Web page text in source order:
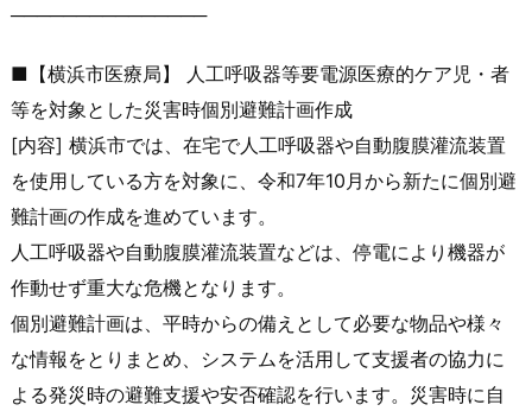
───────────────
■【横浜市医療局】 人工呼吸器等要電源医療的ケア児・者
等を対象とした災害時個別避難計画作成
[内容] 横浜市では、在宅で人工呼吸器や自動腹膜灌流装置
を使用している方を対象に、令和7年10月から新たに個別避
難計画の作成を進めています。
人工呼吸器や自動腹膜灌流装置などは、停電により機器が
作動せず重大な危機となります。
個別避難計画は、平時からの備えとして必要な物品や様々
な情報をとりまとめ、システムを活用して支援者の協力に
よる発災時の避難支援や安否確認を行います。災害時に自